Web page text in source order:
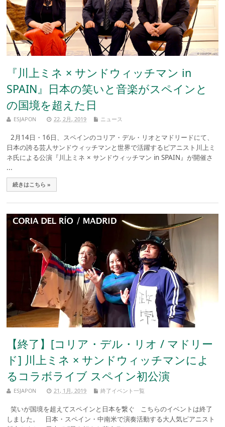
『川上ミネ × サンドウィッチマン in
SPAIN』日本の笑いと音楽がスペインと
の国境を超えた日
ESJAPON 22, 2月, 2019 ニュース
2月14日・16日、スペインのコリア・デル・リオとマドリードにて、
日本の誇る芸人サンドウィッチマンと世界で活躍するピアニスト川上ミ
ネ氏による公演『川上ミネ × サンドウィッチマン in SPAIN』が開催さ
...
続きはこちら »
【終了】[コリア・デル・リオ / マドリー
ド] 川上ミネ × サンドウィッチマンによ
るコラボライブ スペイン初公演
ESJAPON 21, 1月, 2019 終了イベント一覧
笑いが国境を超えてスペインと日本を繋ぐ こちらのイベントは終了
しました。 日本・スペイン・中南米で演奏活動する大人気ピアニスト